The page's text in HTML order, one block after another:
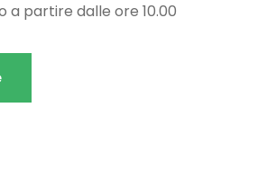
a partire dalle ore 10.00